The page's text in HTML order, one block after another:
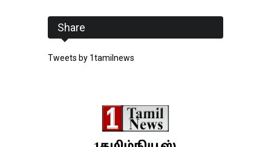
Share
Tweets by 1tamilnews